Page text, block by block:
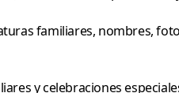
familiares, nombres,
y celebraciones